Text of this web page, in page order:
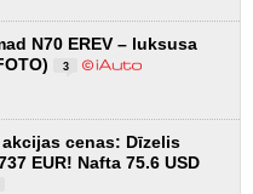
N70 EREV – luksusa
3
cenas: Dīzelis
EUR! Nafta 75.6 USD